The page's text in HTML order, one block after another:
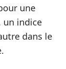
une
un indice
dans le